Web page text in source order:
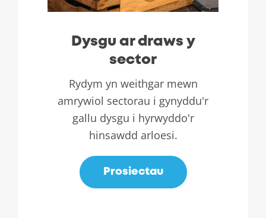
Dysgu ar draws y
sector
Rydym yn weithgar mewn
amrywiol sectorau i gynyddu'r
gallu dysgu i hyrwyddo'r
hinsawdd arloesi.
Prosiectau